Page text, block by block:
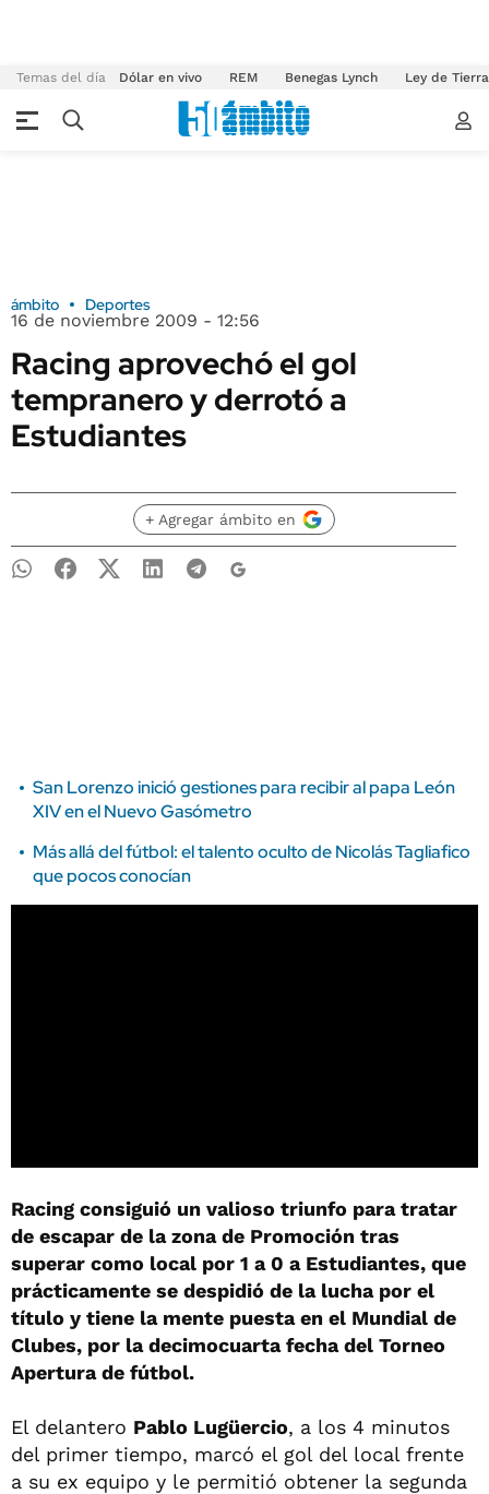
Temas del día Dólar en vivo REM Benegas Lynch Ley de
ámbito Deportes
16 de noviembre 2009 - 12:56
Racing aprovechó el gol
tempranero y derrotó a
Estudiantes
+ Agregar ámbito en
San Lorenzo inició gestiones para recibir al papa León
XIV en el Nuevo Gasómetro
Más allá del fútbol: el talento oculto de Nicolás Tagliafico
que pocos conocían
Racing consiguió un valioso triunfo para tratar
de escapar de la zona de Promoción tras
superar como local por 1 a 0 a Estudiantes, que
prácticamente se despidió de la lucha por el
título y tiene la mente puesta en el Mundial de
Clubes, por la decimocuarta fecha del Torneo
Apertura de fútbol.
El delantero Pablo Lugüercio, a los 4 minutos
del primer tiempo, marcó el gol del local frente
a su ex equipo y le permitió obtener la segunda